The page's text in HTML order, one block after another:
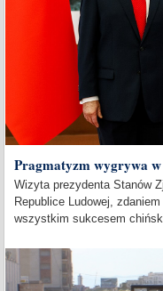
Pragmatyzm wygrywa
Wizyta prezydenta Stanów
Republice Ludowej,
wszystkim sukcesem